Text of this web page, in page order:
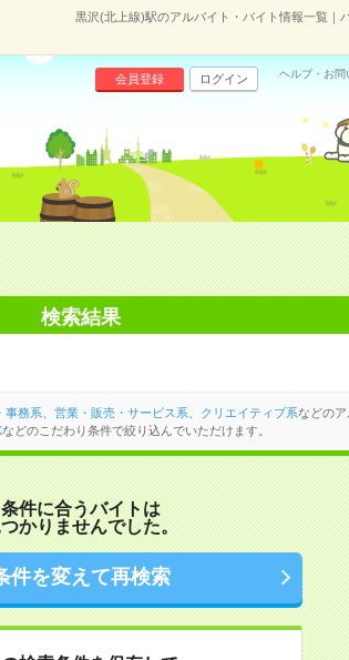
黒沢(北上線)駅のアルバイト・バイト情報一覧｜
会員登録 ログイン ヘルプ・お問
検索結果
事務系 営業・販売・サービス系 クリエイティブ系などのア
などのこだわり条件で絞り込んでいただけます。
条件に合うバイトは
かりませんでした。
件を変えて再検索